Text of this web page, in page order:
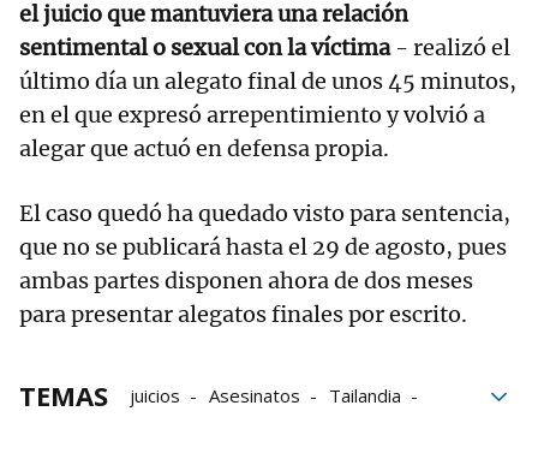
el juicio que mantuviera una relación
sentimental o sexual con la víctima- realizó el
último día un alegato final de unos 45 minutos,
en el que expresó arrepentimiento y volvió a
alegar que actuó en defensa propia.
El caso quedó ha quedado visto para sentencia,
que no se publicará hasta el 29 de agosto, pues
ambas partes disponen ahora de dos meses
para presentar alegatos finales por escrito.
TEMAS juicios Asesinatos
Tailandia